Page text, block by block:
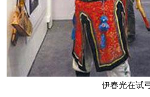
伊春光在试